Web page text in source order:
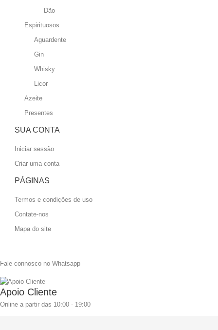
Dão
Espirituosos
Aguardente
Gin
Whisky
Licor
Azeite
Presentes
SUA CONTA
Iniciar sessão
Criar uma conta
PÁGINAS
Termos e condições de uso
Contate-nos
Mapa do site
Fale connosco no Whatsapp
Apoio Cliente
Online a partir das 10:00 - 19:00